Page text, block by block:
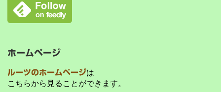
ホームページ
ルーツのホームページは
こちらから見ることができます。